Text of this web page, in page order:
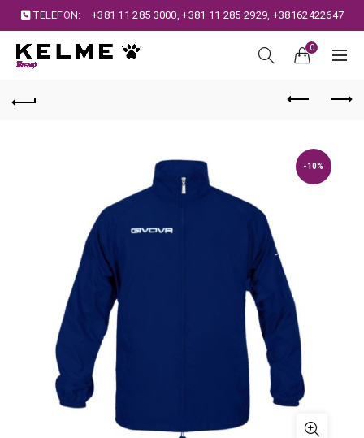
TELEFON: +381 11 285 3000,+381 11 285 2929, +38162422647
0
-10%